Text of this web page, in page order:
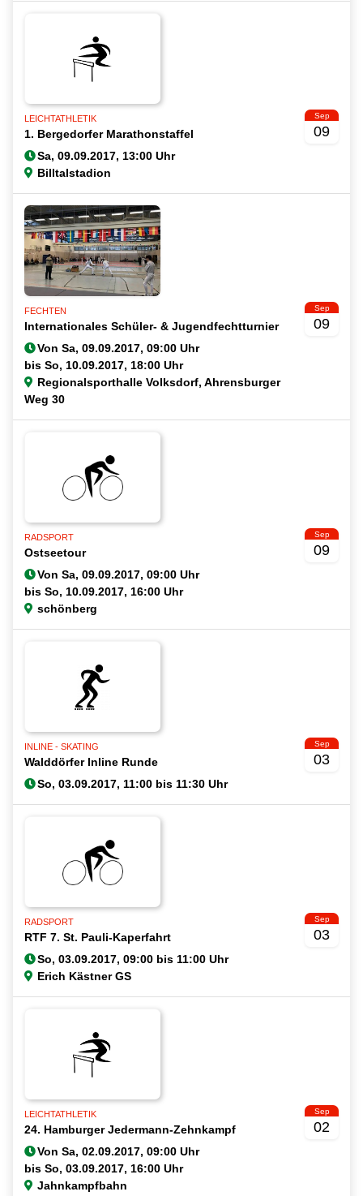
LEICHTATHLETIK
1. Bergedorfer Marathonstaffel
Billtalstadion
Sep
09
FECHTEN
Internationales Schüler- & Jugendfechtturnier
Von
bis
Regionalsporthalle Volksdorf, Ahrensburger
Weg 30
Sep
09
RADSPORT
Ostseetour
Von
bis
schönberg
Sep
09
INLINE - SKATING
Walddörfer Inline Runde
Sep
03
RADSPORT
RTF 7. St. Pauli-Kaperfahrt
Erich Kästner GS
Sep
03
LEICHTATHLETIK
24. Hamburger Jedermann-Zehnkampf
Von
bis
Jahnkampfbahn
Sep
02